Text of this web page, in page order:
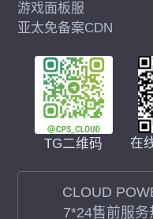
TG二维码 在
CLOUD
7*24售前服务
游戏面板服
亚太免备案CDN